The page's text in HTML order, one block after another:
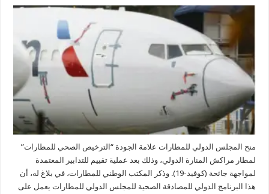
منح المجلس الدولي للمطارات علامة الجودة “الترخيص الصحي للمطارات”
لمطار مراكش المنارة الدولي، وذلك بعد عملية تقييم للتدابير المعتمدة
لمواجهة جائحة (كوفيد-19). وذكر المكتب الوطني للمطارات، في بلاغ له، أن
هذا البرنامج الدولي للمصادقة الصحية للمجلس الدولي للمطارات يعمل على